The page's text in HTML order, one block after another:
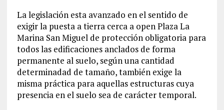
La legislación esta avanzado en el sentido de
exigir la puesta a tierra cerca a open Plaza La
Marina San Miguel de protección obligatoria para
todos las edificaciones anclados de forma
permanente al suelo, según una cantidad
determinadad de tamaño, también exige la
misma práctica para aquellas estructuras cuya
presencia en el suelo sea de carácter temporal.